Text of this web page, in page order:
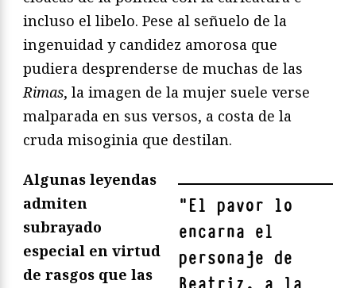
incluso el libelo. Pese al señuelo de la
ingenuidad y candidez amorosa que
pudiera desprenderse de muchas de las
Rimas, la imagen de la mujer suele verse
malparada en sus versos, a costa de la
cruda misoginia que destilan.
"El pavor lo
encarna el
personaje de
Algunas leyendas
admiten
subrayado
especial en virtud
de rasgos que las